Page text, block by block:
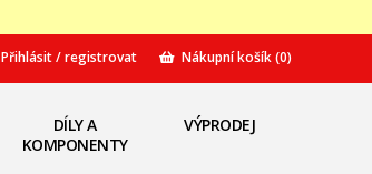
Přihlásit / registrovat Nákupní košík(0)
DÍLY A
KOMPONENTY
VÝPRODEJ